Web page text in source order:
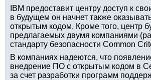
IBM предоставит центру доступ к
в будущем он начнет также
открытым кодом. Кроме того, центр
предлагаемых двумя компаниями
стандарту безопасности Common
В компаниях надеются, что
внедрение ПО с открытым кодом в
за счет разработки программ